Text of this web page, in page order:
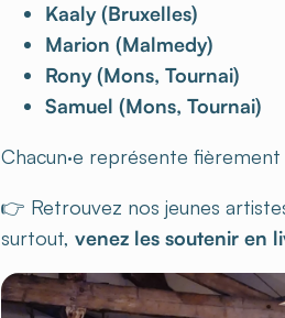
Kaaly (Bruxelles)
Marion (Malmedy)
Rony (Mons, Tournai)
Samuel (Mons, Tournai)
Chacun·e représente
👉 Retrouvez nos jeunes
surtout, venez les soutenir en